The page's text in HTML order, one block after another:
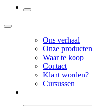
Ons verhaal
Onze producten
Waar te koop
Contact
Klant worden?
Cursussen